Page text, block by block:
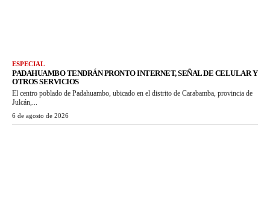
ESPECIAL
PADAHUAMBO TENDRÁN PRONTO INTERNET, SEÑAL DE CELULAR Y
OTROS SERVICIOS
El centro poblado de Padahuambo, ubicado en el distrito de Carabamba, provincia de
Julcán,...
6 de agosto de 2026